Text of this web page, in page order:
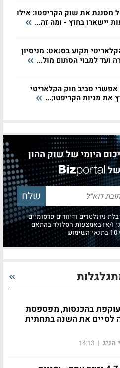
מסננת את שוק הקריפטו: אילו
יישארו בחוץ - ומה זה...
תקוע בסנאט: מניסיון
ועד למבוי הסתום מול...
סביב חוק הקלאריטי
את מניות הקריפטו;...
היומי של שוק ההון
של
ניוזלטרים ודיוורים פרסומיים
ו/או באמצעות הסלולר בהתאם
עוקפת בהכנסות, מפספסת
לסיים את השנה בתחתית
הניג |
14:13